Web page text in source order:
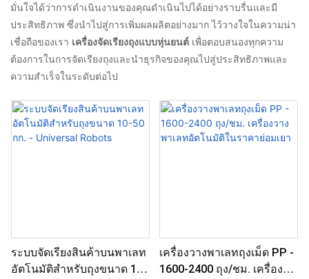
มั่นใจได้ว่าการดำเนินงานของคุณดำเนินไปได้อย่างราบรื่นและมี
ประสิทธิภาพ ซึ่งนำไปสู่การเพิ่มผลผลิตอย่างมาก ไว้วางใจในความน่า
เชื่อถือของเรา เครื่องจัดเรียงถุงแบบหุ่นยนต์ เพื่อตอบสนองทุกความ
ต้องการในการจัดเรียงถุงและนำธุรกิจของคุณไปสู่ประสิทธิภาพและ
ความสำเร็จในระดับต่อไป
ระบบจัดเรียงสินค้าบนพาเลท
อัตโนมัติสำหรับถุงขนาด 10-
เครื่องวางพาเลทถุงเม็ด PP -
1600-2400 ถุง/ชม. เครื่อง